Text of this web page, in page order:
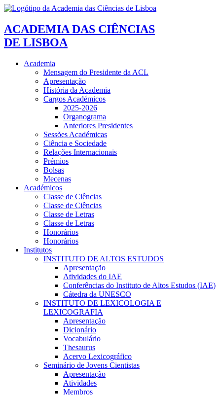
ACADEMIA DAS CIÊNCIAS
DE LISBOA
Academia
Mensagem do Presidente da ACL
Apresentação
História da Academia
Cargos Académicos
2025-2026
Organograma
Anteriores Presidentes
Sessões Académicas
Ciência e Sociedade
Relações Internacionais
Prémios
Bolsas
Mecenas
Académicos
Classe de Ciências
Classe de Ciências
Classe de Letras
Classe de Letras
Honorários
Honorários
Institutos
INSTITUTO DE ALTOS ESTUDOS
Apresentação
Atividades do IAE
Conferências do Instituto de Altos Estudos (IAE)
Cátedra da UNESCO
INSTITUTO DE LEXICOLOGIA E
LEXICOGRAFIA
Apresentação
Dicionário
Vocabulário
Thesaurus
Acervo Lexicográfico
Seminário de Jovens Cientistas
Apresentação
Atividades
Membros